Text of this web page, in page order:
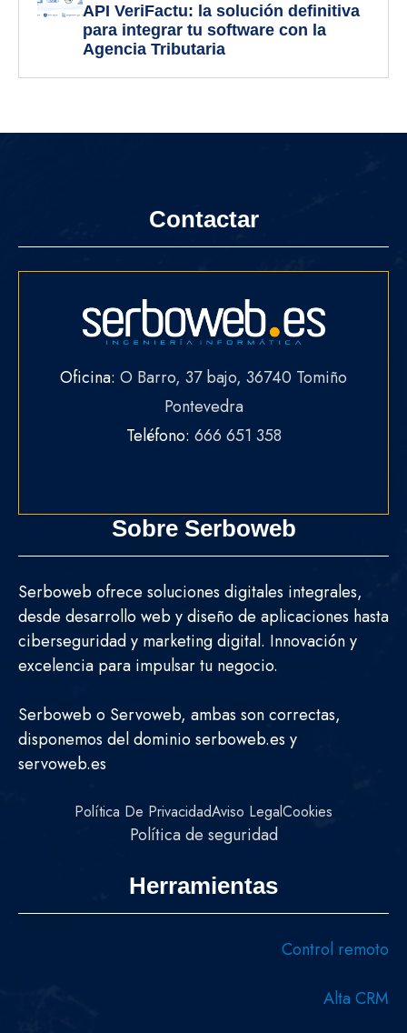
API VeriFactu: la solución definitiva
para integrar tu software con la
Agencia Tributaria
Sobre Serboweb
Serboweb ofrece soluciones digitales integrales,
desde desarrollo web y diseño de aplicaciones hasta
ciberseguridad y marketing digital. Innovación y
excelencia para impulsar tu negocio.
Serboweb o Servoweb, ambas son correctas,
disponemos del dominio serboweb.es y
servoweb.es
Política De PrivacidadAviso LegalCookies
Política de seguridad
Contactar
Oficina: O Barro, 37 bajo, 36740 Tomiño
Pontevedra
Teléfono: 666 651 358
Herramientas
Control remoto
Alta CRM